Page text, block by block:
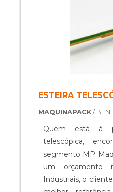
ESTEIRA
MAQUINAPACK/
Quem está à
telescópica,
segmento MP
um orçamento
Industriais, o